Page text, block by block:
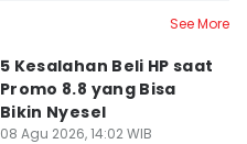
See More
5 Kesalahan Beli HP saat
Promo 8.8 yang Bisa
Bikin Nyesel
08 Agu 2026, 14:02 WIB